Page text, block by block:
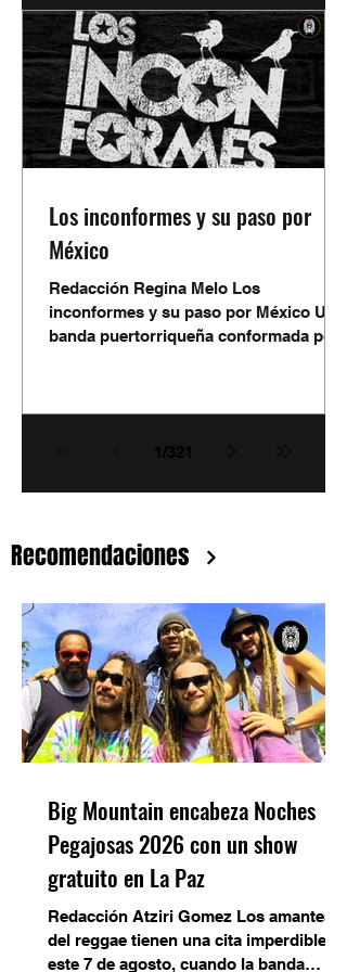
rescatar las raíces, tradiciones y
expresiones artísticas de Xochimilco.
En su tercera edición, el festival
promete convertirse en un punto de
reunión para quienes disfrutan de la
música, la cultura y el ambiente que
caracteriza a los grandes encuentros
Los inconformes y su paso por
México
Redacción Regina Melo Los
inconformes y su paso por México Una
banda puertorriqueña conformada por
La primera fecha confirmada será el
Recomendaciones
Big Mountain encabeza Noches
Pegajosas 2026 con un show
gratuito en La Paz
Redacción Atziri Gomez Los amantes
del reggae tienen una cita imperdible
este 7 de agosto, cuando la banda